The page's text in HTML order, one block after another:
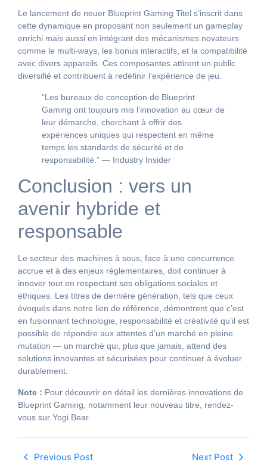
Le lancement de neuer Blueprint Gaming Titel s’inscrit dans
cette dynamique en proposant non seulement un gameplay
enrichi mais aussi en intégrant des mécanismes novateurs
comme le multi-ways, les bonus interactifs, et la compatibilité
avec divers appareils. Ces composantes attirent un public
diversifié et contribuent à redéfinir l’expérience de jeu.
“Les bureaux de conception de Blueprint
Gaming ont toujours mis l’innovation au cœur de
leur démarche, cherchant à offrir des
expériences uniques qui respectent en même
temps les standards de sécurité et de
responsabilité.” — Industry Insider
Conclusion : vers un
avenir hybride et
responsable
Le secteur des machines à sous, face à une concurrence
accrue et à des enjeux réglementaires, doit continuer à
innover tout en respectant ses obligations sociales et
éthiques. Les titres de dernière génération, tels que ceux
évoqués dans notre lien de référence, démontrent que c’est
en fusionnant technologie, responsabilité et créativité qu’il est
possible de répondre aux attentes d’un marché en pleine
mutation — un marché qui, plus que jamais, attend des
solutions innovantes et sécurisées pour continuer à évoluer
durablement.
Note : Pour découvrir en détail les dernières innovations de
Blueprint Gaming, notamment leur nouveau titre, rendez-
vous sur Yogi Bear.
Previous Post Next Post